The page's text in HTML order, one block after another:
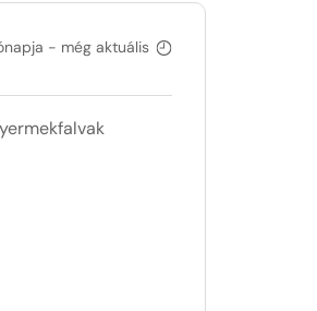
- még aktuális